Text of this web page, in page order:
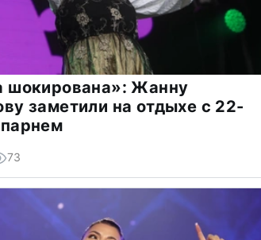
шокирована»: Жанну
заметили на отдыхе с 22-
73